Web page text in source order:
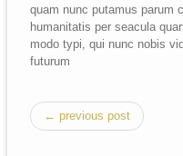
quam nunc putamus parum
humanitatis per seacula
modo typi, qui nunc nobis
futurum
← previous post